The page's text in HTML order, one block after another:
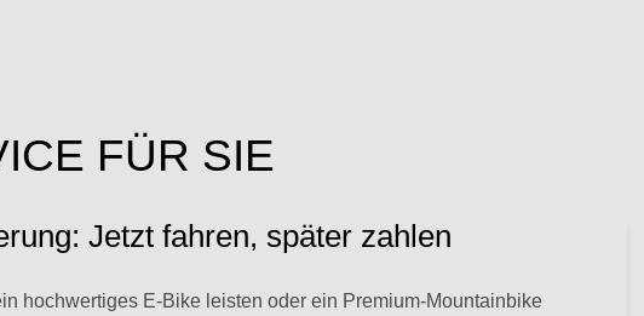
FÜR SIE
Jetzt fahren, später zahlen
hochwertiges E-Bike leisten oder ein Premium-Mountainbike